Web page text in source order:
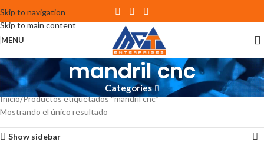
Skip to navigation
Skip to main content
MENU
mandril cnc
Categories
Inicio Productos etiquetados “mandril cnc”
Mostrando el único resultado
Show sidebar